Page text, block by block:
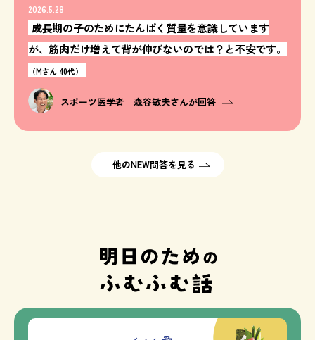
2026.5.28
成長期の子のためにたんぱく質量を意識しています
が、筋肉だけ増えて背が伸びないのでは？と不安です。
（Mさん 40代）
スポーツ医学者 森谷敏夫さんが回答
他のNEW問答を見る